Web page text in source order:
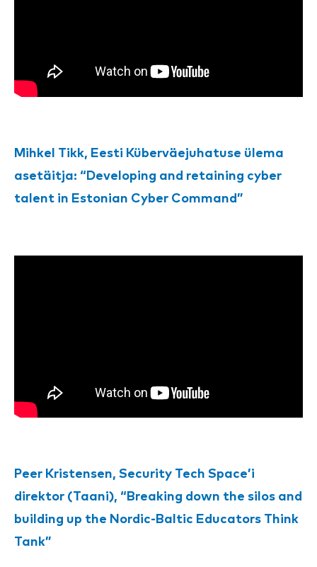
Mihkel Tikk, Eesti Küberväejuhatuse ülema
asetäitja: “Developing and retaining cyber
talent in Estonian Cyber Command”
Peer Kristensen, Security Tech Space’i
direktor (Taani), “Breaking down the silos and
building up the Nordic-Baltic Educators Think
Tank”